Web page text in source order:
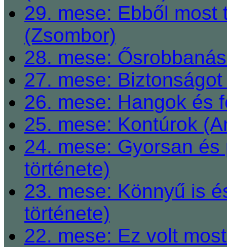
29. mese: Ebből
(Zsombor)
28. mese:
27. mese:
26. mese: Hangok és
25. mese: Kontúrok
24. mese: Gyorsan
története)
23. mese: Könnyű is
története)
22. mese: Ez volt